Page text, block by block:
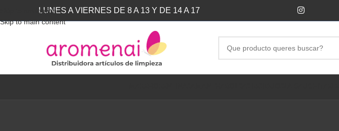
Skip to navigation
Skip to main content
LUNES A VIERNES DE 8 A 13 Y DE 14 A 17